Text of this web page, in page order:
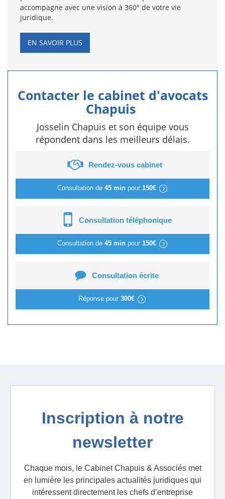
accompagne avec une vision à 360° de votre vie
juridique.
EN SAVOIR PLUS
Contacter le cabinet d'avocats
Chapuis
Josselin Chapuis et son équipe vous
répondent dans les meilleurs délais.
Rendez-vous cabinet
Consultation de 45 minpour 150€
Consultation téléphonique
Consultation de 45 minpour 150€
Consultation écrite
Réponse pour 300€